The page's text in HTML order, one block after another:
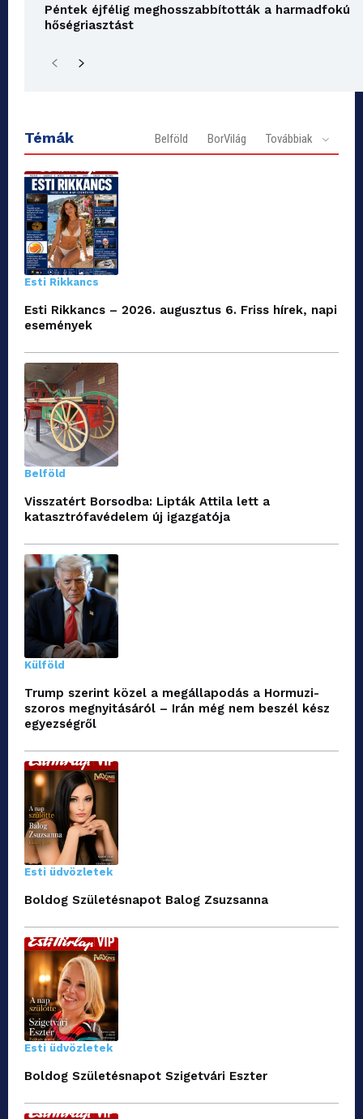
Péntek éjfélig meghosszabbították a harmadfokú
hőségriasztást
Témák Belföld BorVilág Továbbiak
Esti Rikkancs
Esti Rikkancs – 2026. augusztus 6. Friss hírek, napi
események
Belföld
Visszatért Borsodba: Lipták Attila lett a
katasztrófavédelem új igazgatója
Külföld
Trump szerint közel a megállapodás a Hormuzi-
szoros megnyitásáról – Irán még nem beszél kész
egyezségről
Esti üdvözletek
Boldog Születésnapot Balog Zsuzsanna
Esti üdvözletek
Boldog Születésnapot Szigetvári Eszter